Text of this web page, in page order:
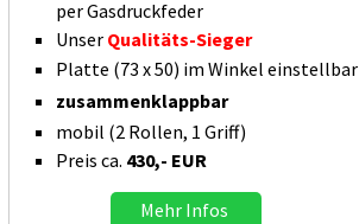
per Gasdruckfeder
Unser Qualitäts-Sieger
Platte (73 x 50) im Winkel einstellbar
zusammenklappbar
mobil (2 Rollen, 1 Griff)
Preis ca. 430,- EUR
Mehr Infos